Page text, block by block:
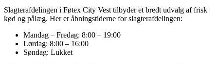
Slagterafdelingen i Føtex City Vest tilbyder et bredt udvalg af frisk
kød og pålæg. Her er åbningstiderne for slagterafdelingen:
Mandag – Fredag: 8:00 – 19:00
Lørdag: 8:00 – 16:00
Søndag: Lukket